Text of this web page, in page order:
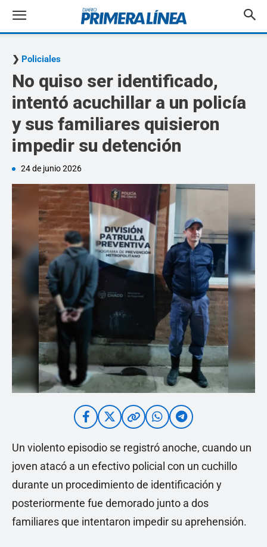
Policiales
No quiso ser identificado,
intentó acuchillar a un policía
y sus familiares quisieron
impedir su detención
24 de junio 2026
Un violento episodio se registró anoche, cuando un
joven atacó a un efectivo policial con un cuchillo
durante un procedimiento de identificación y
posteriormente fue demorado junto a dos
familiares que intentaron impedir su aprehensión.